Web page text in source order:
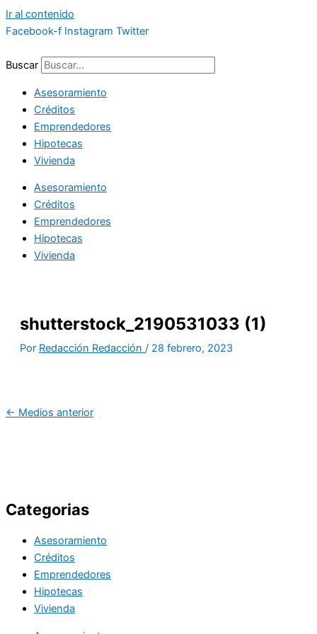
Ir al contenido
Facebook-f Instagram Twitter
Buscar
Asesoramiento
Créditos
Emprendedores
Hipotecas
Vivienda
Asesoramiento
Créditos
Emprendedores
Hipotecas
Vivienda
shutterstock_2190531033 (1)
Por Redacción Redacción / 28 febrero, 2023
← Medios anterior
Categorias
Asesoramiento
Créditos
Emprendedores
Hipotecas
Vivienda